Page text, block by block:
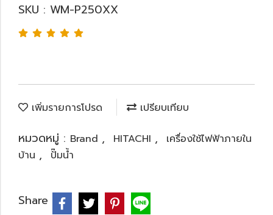
SKU : WM-P250XX
เพิ่มรายการโปรด เปรียบเทียบ
หมวดหมู่ : Brand , HITACHI ,
เครื่องใช้ไฟฟ้าภายใน
บ้าน , ปั๊มน้ำ
Share